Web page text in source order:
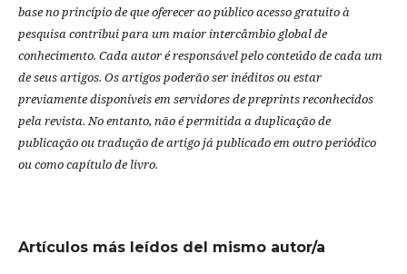
base no princípio de que oferecer ao público acesso gratuito à
pesquisa contribui para um maior intercâmbio global de
conhecimento. Cada autor é responsável pelo conteúdo de cada um
de seus artigos. Os artigos poderão ser inéditos ou estar
previamente disponíveis em servidores de preprints reconhecidos
pela revista. No entanto, não é permitida a duplicação de
publicação ou tradução de artigo já publicado em outro periódico
ou como capítulo de livro.
Artículos más leídos del mismo autor/a